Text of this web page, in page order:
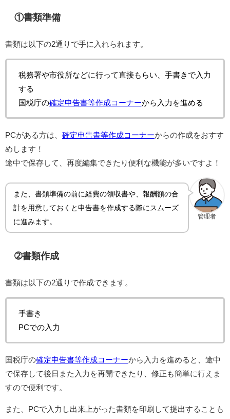
①書類準備
書類は以下の2通りで手に入れられます。
税務署や市役所などに行って直接もらい、手書きで入力
する
国税庁の確定申告書等作成コーナーから入力を進める
PCがある方は、 確定申告書等作成コーナーからの作成をおすす
めします！
途中で保存して、再度編集できたり便利な機能が多いですよ！
管理者
また、書類準備の前に経費の領収書や、報酬額の合
計を用意しておくと申告書を作成する際にスムーズ
に進みます。
➁書類作成
書類は以下の2通りで作成できます。
手書き
PCでの入力
国税庁の確定申告書等作成コーナーから入力を進めると、途中
で保存して後日また入力を再開できたり、修正も簡単に行えま
すので便利です。
また、PCで入力し出来上がった書類を印刷して提出することも